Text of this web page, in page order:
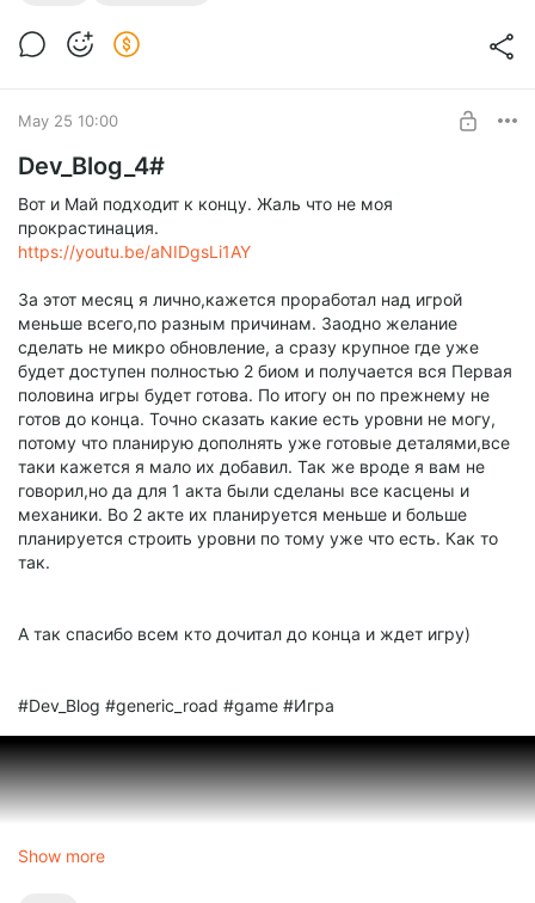
May 25 10:00
Dev_Blog_4#
Вот и Май подходит к концу. Жаль что не моя
прокрастинация.
https://youtu.be/aNIDgsLi1AY
За этот месяц я лично,кажется проработал над игрой
меньше всего,по разным причинам. Заодно желание
сделать не микро обновление, а сразу крупное где уже
будет доступен полностью 2 биом и получается вся Первая
половина игры будет готова. По итогу он по прежнему не
готов до конца. Точно сказать какие есть уровни не могу,
потому что планирую дополнять уже готовые деталями,все
таки кажется я мало их добавил. Так же вроде я вам не
говорил,но да для 1 акта были сделаны все касцены и
механики. Во 2 акте их планируется меньше и больше
планируется строить уровни по тому уже что есть. Как то
так.
А так спасибо всем кто дочитал до конца и ждет игру)
#Dev_Blog #generic_road #game #Игра
Show more